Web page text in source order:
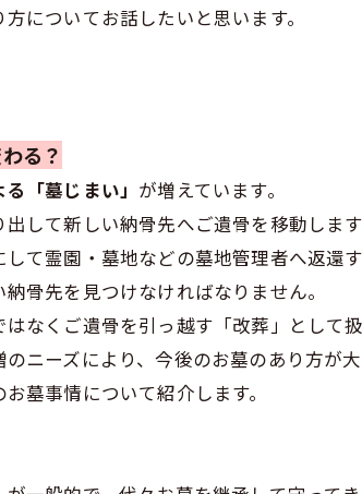
についてお話したいと思います。
る？
「墓じまい」 が増えています。
して新しい納骨先へご遺骨を移動します
て霊園・墓地などの墓地管理者へ返還す
骨先を見つけなければなりません。
なくご遺骨を引っ越す「改葬」として扱
ニーズにより、今後のお墓のあり方が
墓事情について紹介します。